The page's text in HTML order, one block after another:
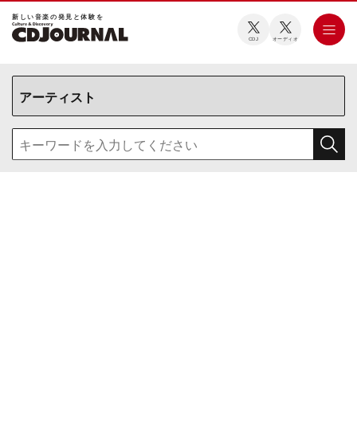
新しい⾳楽の発⾒と体験を
CDJ オーディオ